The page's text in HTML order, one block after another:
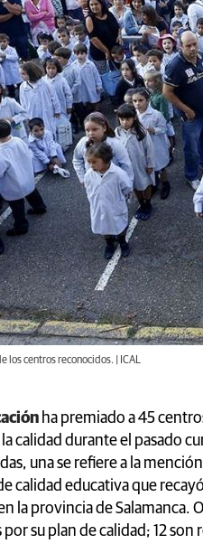
los centros reconocidos. | ICAL
ha premiado a 45
calidad durante el pasado
una se refiere a la
calidad educativa que
la provincia de Salamanca.
su plan de calidad; 12 son